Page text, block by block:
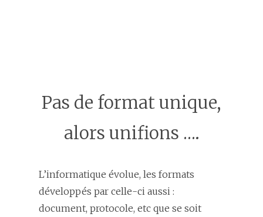
Pas de format unique,
alors unifions ….
L’informatique évolue, les formats
développés par celle-ci aussi :
document, protocole, etc que se soit